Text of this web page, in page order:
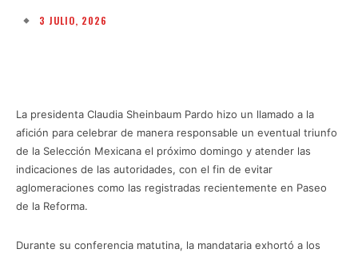
3 JULIO, 2026
La presidenta Claudia Sheinbaum Pardo hizo un llamado a la
afición para celebrar de manera responsable un eventual triunfo
de la Selección Mexicana el próximo domingo y atender las
indicaciones de las autoridades, con el fin de evitar
aglomeraciones como las registradas recientemente en Paseo
de la Reforma.
Durante su conferencia matutina, la mandataria exhortó a los